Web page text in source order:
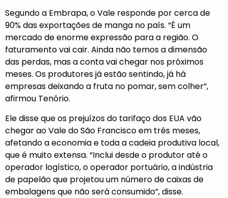
Segundo a Embrapa, o Vale responde por cerca de
90% das exportações de manga no país. “É um
mercado de enorme expressão para a região. O
faturamento vai cair. Ainda não temos a dimensão
das perdas, mas a conta vai chegar nos próximos
meses. Os produtores já estão sentindo, já há
empresas deixando a fruta no pomar, sem colher”,
afirmou Tenório.
Ele disse que os prejuízos do tarifaço dos EUA vão
chegar ao Vale do São Francisco em três meses,
afetando a economia e toda a cadeia produtiva local,
que é muito extensa. “Inclui desde o produtor até o
operador logístico, o operador portuário, a indústria
de papelão que projetou um número de caixas de
embalagens que não será consumido”, disse.